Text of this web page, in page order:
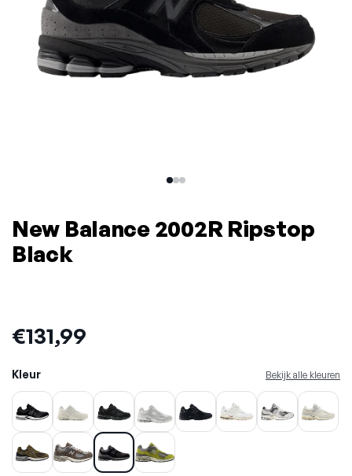
New Balance 2002R Ripstop
Black
Prijs:
€131,99
Kleur Bekijk alle kleuren